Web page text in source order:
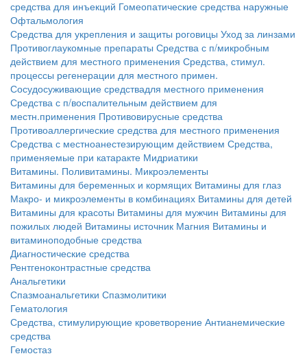
средства для инъекций Гомеопатические средства наружные
Офтальмология
Средства для укрепления и защиты роговицы Уход за линзами
Противоглаукомные препараты Средства с п/микробным
действием для местного применения Средства, стимул.
процессы регенерации для местного примен.
Сосудосуживающие средствадля местного применения
Средства с п/воспалительным действием для
местн.применения Противовирусные средства
Противоаллергические средства для местного применения
Средства с местноанестезирующим действием Средства,
применяемые при катаракте Мидриатики
Витамины. Поливитамины. Микроэлементы
Витамины для беременных и кормящих Витамины для глаз
Макро- и микроэлементы в комбинациях Витамины для детей
Витамины для красоты Витамины для мужчин Витамины для
пожилых людей Витамины источник Магния Витамины и
витаминоподобные средства
Диагностические средства
Рентгеноконтрастные средства
Анальгетики
Спазмоанальгетики Спазмолитики
Гематология
Средства, стимулирующие кроветворение Антианемические
средства
Гемостаз